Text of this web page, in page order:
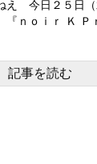
え 今日２５日
ｎｏｉｒ Ｋ Ｐ
記事を読む